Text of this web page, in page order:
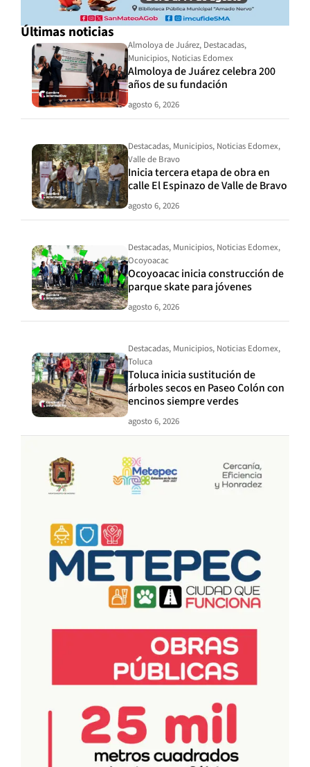
Últimas noticias
Almoloya de Juárez, Destacadas,
Municipios, Noticias Edomex
Almoloya de Juárez celebra 200
años de su fundación
agosto 6, 2026
Destacadas, Municipios, Noticias Edomex,
Valle de Bravo
Inicia tercera etapa de obra en
calle El Espinazo de Valle de Bravo
agosto 6, 2026
Destacadas, Municipios, Noticias Edomex,
Ocoyoacac
Ocoyoacac inicia construcción de
parque skate para jóvenes
agosto 6, 2026
Destacadas, Municipios, Noticias Edomex,
Toluca
Toluca inicia sustitución de
árboles secos en Paseo Colón con
encinos siempre verdes
agosto 6, 2026